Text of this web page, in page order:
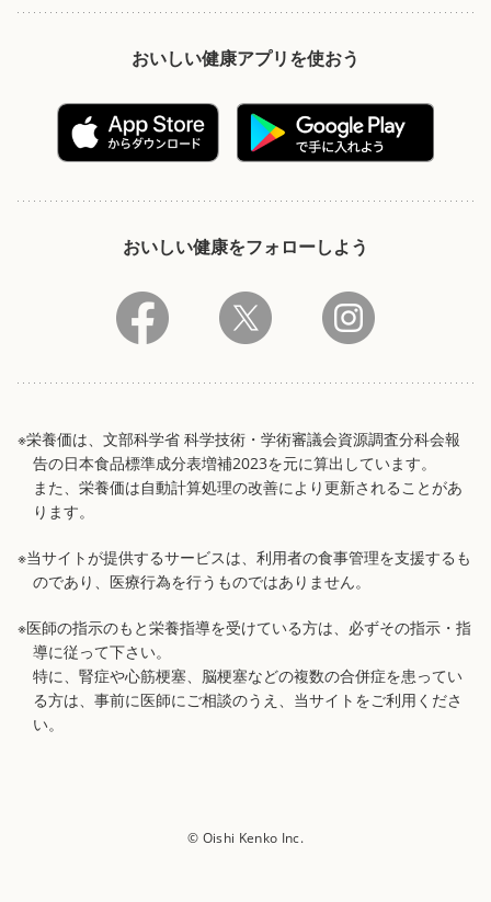
おいしい健康アプリを使おう
おいしい健康をフォローしよう
※栄養価は、文部科学省 科学技術・学術審議会資源調査分科会報
告の日本食品標準成分表増補2023を元に算出しています。
また、栄養価は自動計算処理の改善により更新されることがあ
ります。
※当サイトが提供するサービスは、利用者の食事管理を支援するも
のであり、医療行為を行うものではありません。
※医師の指示のもと栄養指導を受けている方は、必ずその指示・指
導に従って下さい。
特に、腎症や心筋梗塞、脳梗塞などの複数の合併症を患ってい
る方は、事前に医師にご相談のうえ、当サイトをご利用くださ
い。
© Oishi Kenko Inc.